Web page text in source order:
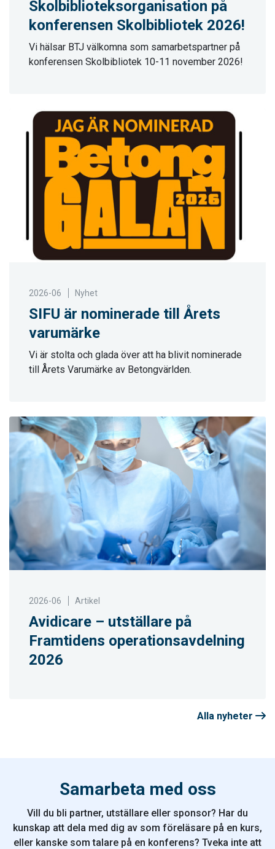
Skolbiblioteksorganisation på
konferensen Skolbibliotek 2026!
Vi hälsar BTJ välkomna som samarbetspartner på
konferensen Skolbibliotek 10-11 november 2026!
2026-06 Nyhet
SIFU är nominerade till Årets
varumärke
Vi är stolta och glada över att ha blivit nominerade
till Årets Varumärke av Betongvärlden.
2026-06 Artikel
Avidicare – utställare på
Framtidens operationsavdelning
2026
Alla nyheter
Samarbeta med oss
Vill du bli partner, utställare eller sponsor? Har du
kunskap att dela med dig av som föreläsare på en kurs,
eller kanske som talare på en konferens? Tveka inte att